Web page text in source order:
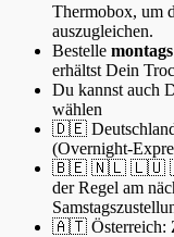
Thermobox, um
auszugleichen.
Bestelle
erhältst Dein
Du kannst auch
wählen
🇩🇪
(Overnight-
🇧🇪 🇳🇱 🇱🇺 🇩🇰
der Regel am
🇦🇹 Österreich: